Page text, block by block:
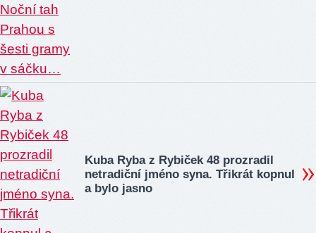
Kuba Ryba z Rybiček 48 prozradil
netradiční jméno syna. Třikrát kopnul
a bylo jasno